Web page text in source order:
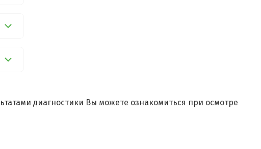
диагностики Вы можете ознакомиться при осмотре